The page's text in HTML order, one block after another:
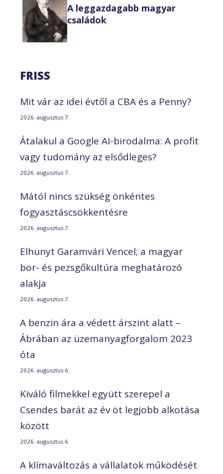
A leggazdagabb magyar
családok
FRISS
Mit vár az idei évtől a CBA és a Penny?
2026. augusztus 7.
Átalakul a Google AI-birodalma: A profit
vagy tudomány az elsődleges?
2026. augusztus 7.
Mától nincs szükség önkéntes
fogyasztáscsökkentésre
2026. augusztus 7.
Elhunyt Garamvári Vencel; a magyar
bor- és pezsgőkultúra meghatározó
alakja
2026. augusztus 7.
A benzin ára a védett árszint alatt –
Ábrában az üzemanyagforgalom 2023
óta
2026. augusztus 6.
Kiváló filmekkel együtt szerepel a
Csendes barát az év öt legjobb alkotása
között
2026. augusztus 6.
A klímaváltozás a vállalatok működését